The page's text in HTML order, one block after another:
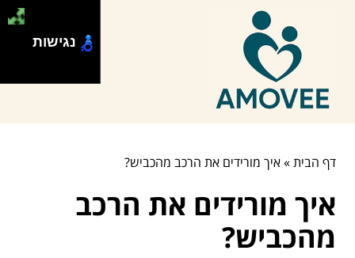
דף הבית»איך מורידים את הרכב מהכביש?
איך מורידים את הרכב
מהכביש?
נגישות